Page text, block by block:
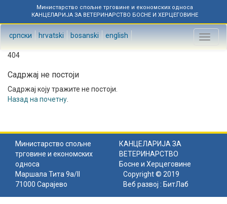
Министарство спољне трговине и економских односа
КАНЦЕЛАРИЈА ЗА ВЕТЕРИНАРСТВО БОСНЕ И ХЕРЦЕГОВИНЕ
српски hrvatski bosanski english
Toggle
404
Садржај не постоји
Садржај коју тражите не постоји.
Назад на почетну
Министарство спољне
трговине и економских
односа
КАНЦЕЛАРИЈА ЗА
ВЕТЕРИНАРСТВО
Босне и Херцеговине
Маршала Тита 9а/II
71000 Сарајево
Copyright © 2019
Веб развој : БитЛаб